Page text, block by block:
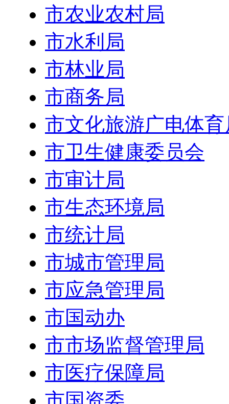
市农业农村局
市水利局
市林业局
市商务局
市文化旅游广电体育
市卫生健康委员会
市审计局
市生态环境局
市统计局
市城市管理局
市应急管理局
市国动办
市市场监督管理局
市医疗保障局